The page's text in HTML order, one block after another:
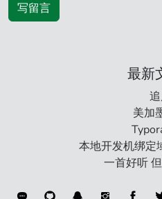
写留言
最新
美加
本地开发机绑定
一首好听